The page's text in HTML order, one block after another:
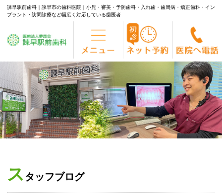
to
content
諫早駅前歯科｜諫早市の歯科医院｜小児・審美・予防歯科・入れ歯・歯周病・矯正歯科・イン
プラント・訪問診療など幅広く対応している歯医者
ス タッフブログ